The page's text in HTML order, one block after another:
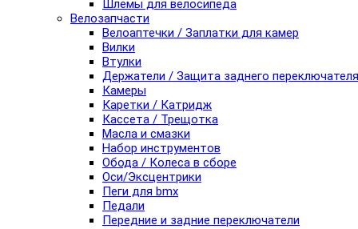
Шлемы для велосипеда
Велозапчасти
Велоаптечки / Заплатки для камер
Вилки
Втулки
Держатели / Защита заднего переключателя
Камеры
Каретки / Катридж
Кассета / Трещотка
Масла и смазки
Набор инструментов
Обода / Колеса в сборе
Оси/Эксцентрики
Пеги для bmx
Педали
Передние и задние переключатели